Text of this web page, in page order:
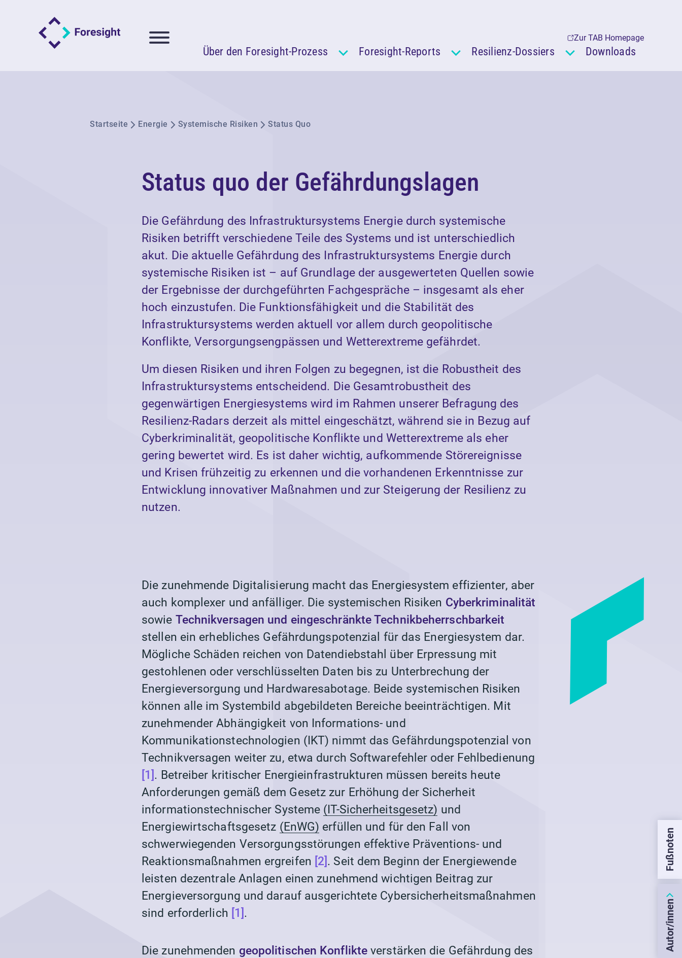
Zur TAB Homepage
Über den Foresight-Prozess Foresight-Reports Resilienz-Dossiers Downloads
Startseite Energie Systemische Risiken Status Quo
Status quo der Gefährdungslagen
Die Gefährdung des Infrastruktursystems Energie durch systemische
Risiken betrifft verschiedene Teile des Systems und ist unterschiedlich
akut. Die aktuelle Gefährdung des Infrastruktursystems Energie durch
systemische Risiken ist – auf Grundlage der ausgewerteten Quellen sowie
der Ergebnisse der durchgeführten Fachgespräche – insgesamt als eher
hoch einzustufen. Die Funktionsfähigkeit und die Stabilität des
Infrastruktursystems werden aktuell vor allem durch geopolitische
Konflikte, Versorgungsengpässen und Wetterextreme gefährdet.
Um diesen Risiken und ihren Folgen zu begegnen, ist die Robustheit des
Infrastruktursystems entscheidend. Die Gesamtrobustheit des
gegenwärtigen Energiesystems wird im Rahmen unserer Befragung des
Resilienz-Radars derzeit als mittel eingeschätzt, während sie in Bezug auf
Cyberkriminalität, geopolitische Konflikte und Wetterextreme als eher
gering bewertet wird. Es ist daher wichtig, aufkommende Störereignisse
und Krisen frühzeitig zu erkennen und die vorhandenen Erkenntnisse zur
Entwicklung innovativer Maßnahmen und zur Steigerung der Resilienz zu
nutzen.
Die zunehmende Digitalisierung macht das Energiesystem effizienter, aber
auch komplexer und anfälliger. Die systemischen Risiken Cyberkriminalität
sowie Technikversagen und eingeschränkte Technikbeherrschbarkeit
stellen ein erhebliches Gefährdungspotenzial für das Energiesystem dar.
Mögliche Schäden reichen von Datendiebstahl über Erpressung mit
gestohlenen oder verschlüsselten Daten bis zu Unterbrechung der
Energieversorgung und Hardwaresabotage. Beide systemischen Risiken
können alle im Systembild abgebildeten Bereiche beeinträchtigen. Mit
zunehmender Abhängigkeit von Informations- und
Kommunikationstechnologien (IKT) nimmt das Gefährdungspotenzial von
Technikversagen weiter zu, etwa durch Softwarefehler oder Fehlbedienung
[1] . Betreiber kritischer Energieinfrastrukturen müssen bereits heute
Anforderungen gemäß dem Gesetz zur Erhöhung der Sicherheit
informationstechnischer Systeme (IT-Sicherheitsgesetz) und
Energiewirtschaftsgesetz (EnWG) erfüllen und für den Fall von
schwerwiegenden Versorgungsstörungen effektive Präventions- und
Reaktionsmaßnahmen ergreifen [2] . Seit dem Beginn der Energiewende
leisten dezentrale Anlagen einen zunehmend wichtigen Beitrag zur
Energieversorgung und darauf ausgerichtete Cybersicherheitsmaßnahmen
sind erforderlich [1] .
Die zunehmenden geopolitischen Konflikte verstärken die Gefährdung des
Fußnoten
Autor/innen